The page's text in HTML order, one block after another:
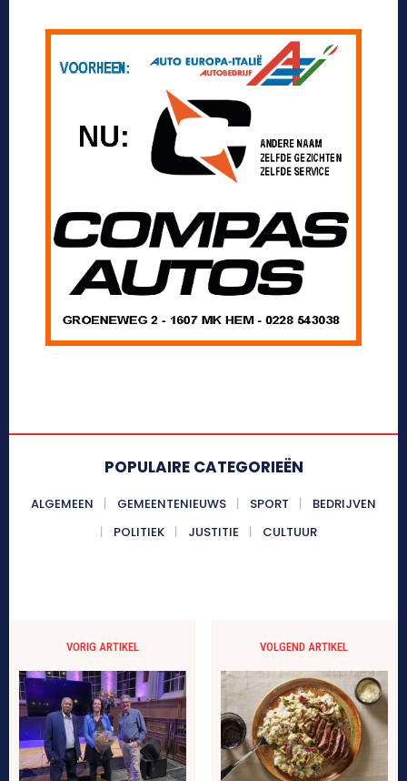
POPULAIRE CATEGORIEËN
ALGEMEEN GEMEENTENIEUWS SPORT
BEDRIJVEN
POLITIEK
JUSTITIE CULTUUR
VORIG ARTIKEL VOLGEND ARTIKEL